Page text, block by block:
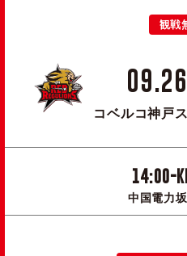
観戦
コベルコ神戸
14:00-
中国電力